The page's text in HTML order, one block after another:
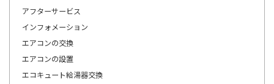
アフターサービス
インフォメーション
エアコンの交換
エアコンの設置
エコキュート給湯器交換